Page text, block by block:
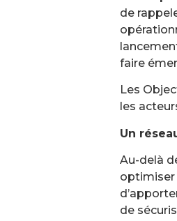
de
faire
Les
les
Un
Au-delà
optimiser
de